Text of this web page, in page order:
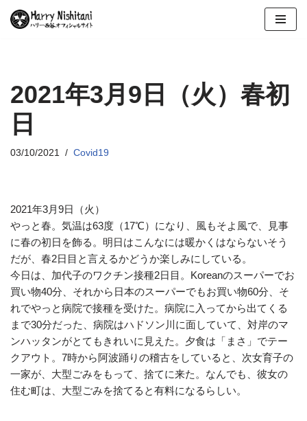
ン
ツ
へ
ス
キ
2021年3月9日（火）春初
日
03/10/2021 Covid19
2021年3月9日（火）
やっと春。気温は63度（17℃）になり、風もそよ風で、見事
に春の初日を飾る。明日はこんなには暖かくはならないそう
だが、春2日目と言えるかどうか楽しみにしている。
今日は、加代子のワクチン接種2日目。Koreanのスーパーでお
買い物40分、それから日本のスーパーでもお買い物60分、そ
れでやっと病院で接種を受けた。病院に入ってから出てくる
まで30分だった、病院はハドソン川に面していて、対岸のマ
ンハッタンがとてもきれいに見えた。夕食は「まさ」でテー
クアウト。7時から阿波踊りの稽古をしていると、次女育子の
一家が、大型ごみをもって、捨てに来た。なんでも、彼女の
住む町は、大型ごみを捨てると有料になるらしい。